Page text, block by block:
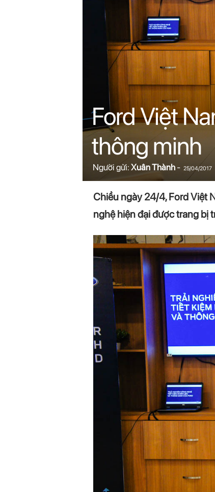
n
i
n
o
m
Ford Việt
thông minh
Người gửi: Xuân Thành- 25/04/2017
Chiều ngày 24/4, Ford Việt
nghệ hiện đại được trang bị